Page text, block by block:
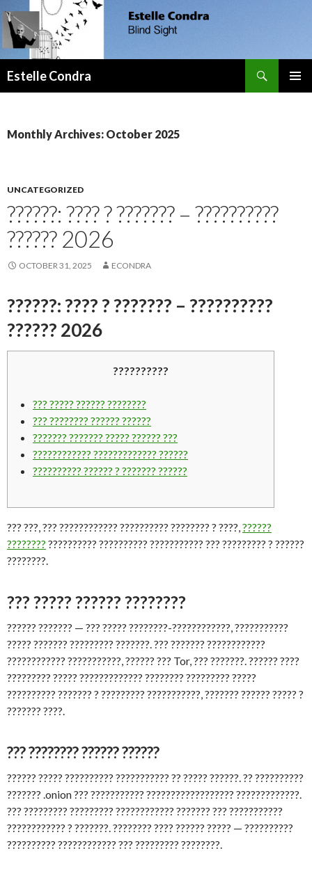
Estelle Condra
Monthly Archives: October 2025
UNCATEGORIZED
??????: ???? ? ??????? – ??????????
?????? 2026
OCTOBER 31, 2025 ECONDRA
??????: ???? ? ??????? – ??????????
?????? 2026
??????????
??? ????? ?????? ????????
??? ???????? ?????? ??????
??????? ??????? ????? ?????? ???
???????????? ????????????? ??????
?????????? ?????? ? ??????? ??????
??? ???, ??? ???????????? ?????????? ???????? ? ????,??????
???????? ?????????? ?????????? ??????????? ??? ????????? ? ??????
????????.
??? ????? ?????? ????????
?????? ??????? — ??? ????? ????????-????????????, ???????????
????? ??????? ????????? ???????. ??? ??????? ????????????
???????????? ???????????, ?????? ??? Tor, ??? ???????. ?????? ????
????????? ????? ????????????? ???????? ????????? ?????
?????????? ??????? ? ????????? ???????????, ??????? ?????? ????? ?
??????? ????.
??? ???????? ?????? ??????
?????? ????? ?????????? ??????????? ?? ????? ??????. ?? ??????????
??????? .onion ??? ??????????? ?????????????????? ?????????????.
??? ????????? ????????? ???????????? ??????? ??? ???????????
???????????? ? ???????. ???????? ???? ?????? ????? — ??????????
?????????? ???????????? ??? ????????? ????????.